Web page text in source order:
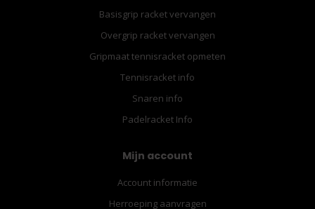
Basisgrip racket vervangen
Overgrip racket vervangen
Gripmaat tennisracket opmeten
Tennisracket info
Snaren info
Padelracket Info
Mijn account
Account informatie
Herroeping aanvragen